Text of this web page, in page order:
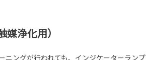
浄化用）
ニングが行われても、インジケーターランプ